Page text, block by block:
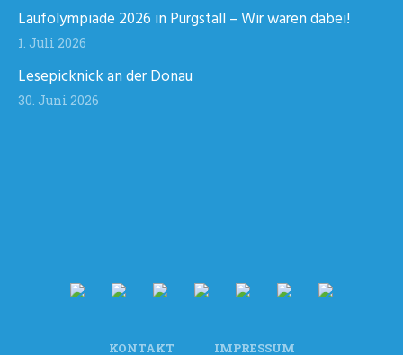
Laufolympiade 2026 in Purgstall – Wir waren dabei!
1. Juli 2026
Lesepicknick an der Donau
30. Juni 2026
KONTAKT IMPRESSUM